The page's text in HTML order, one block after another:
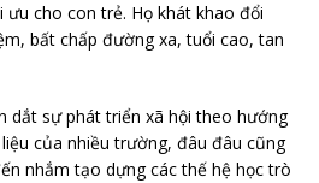
cho con trẻ. Họ khát khao đổi
bất chấp đường xa, tuổi cao, tan
dắt sự phát triển xã hội theo hướng
của nhiều trường, đâu đâu cũng
nhắm tạo dựng các thế hệ học trò